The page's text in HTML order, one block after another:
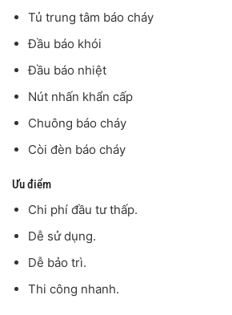
Tủ trung tâm báo cháy
Đầu báo khói
Đầu báo nhiệt
Nút nhấn khẩn cấp
Chuông báo cháy
Còi đèn báo cháy
Ưu điểm
Chi phí đầu tư thấp.
Dễ sử dụng.
Dễ bảo trì.
Thi công nhanh.